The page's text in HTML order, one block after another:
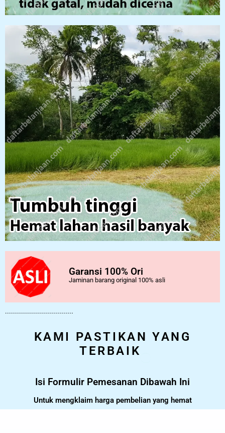
Garansi 100% Ori
Jaminan barang original 100% asli
..................................
KAMI PASTIKAN YANG
TERBAIK
Isi Formulir Pemesanan Dibawah Ini
Untuk mengklaim harga pembelian yang hemat